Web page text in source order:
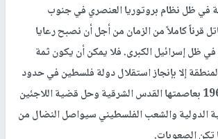
في ظل نظام بروتوريا العنصري في جنوب
قرناً كاملاً من الزمان من أجل أن نصبح رعايا
ظل إسرائيل الكبرى. فلا يمكن أن يكون ثمة
إلا بإنجاز استقلال دولة فلسطين في حدود
الرابع من حزيران 1967 بعاصمتها القدس الشرقية وحل قضية اللاجئين
الدولية والشعب الفلسطيني سيواصل النضال من